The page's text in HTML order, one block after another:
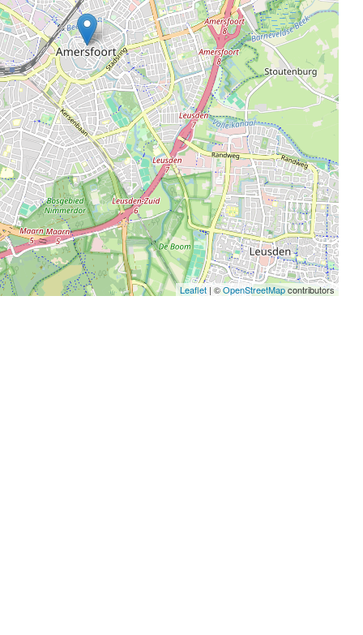
Leaflet| ©OpenStreetMapcontributors